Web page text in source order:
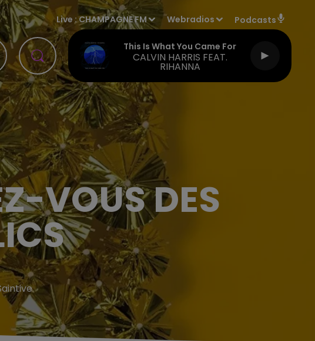
Live :CHAMPAGNE FM Webradios Podcasts
This Is What You Came For
CALVIN HARRIS FEAT.
RIHANNA
VOUS DES